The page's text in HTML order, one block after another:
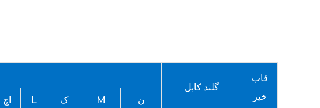
گلند کابل
قاب
خیر
اچ L ک M ن